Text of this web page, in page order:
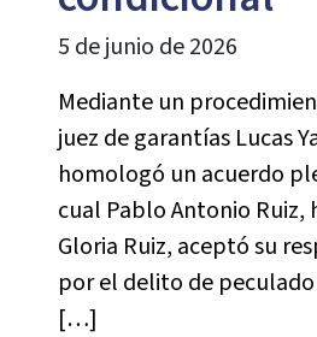
5 de junio de 2026
Mediante un
juez de garantías Lucas
homologó un acuerdo
cual Pablo Antonio Ruiz,
Gloria Ruiz, aceptó su
por el delito de
[…]